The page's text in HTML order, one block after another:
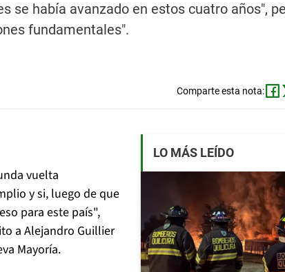
se había avanzado en estos cuatro años",
fundamentales".
Comparte esta nota:
vuelta
y si, luego de que
para este país",
a Alejandro Guillier
Mayoría.
LO MÁS LEÍDO